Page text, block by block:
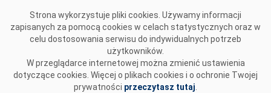
Strona wykorzystuje pliki cookies. Używamy informacji
zapisanych za pomocą cookies w celach statystycznych oraz w
celu dostosowania serwisu do indywidualnych potrzeb
użytkowników.
W przeglądarce internetowej można zmienić ustawienia
dotyczące cookies. Więcej o plikach cookies i o ochronie Twojej
prywatności przeczytasz tutaj